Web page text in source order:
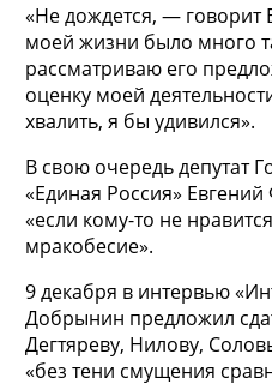
«Не дождется, — говорит
моей жизни было много
рассматриваю его
оценку моей
хвалить, я бы удивился».
В свою очередь депутат
«Единая Россия»
«если кому-то не
мракобесие».
9 декабря в интервью
Добрынин предложил
Дегтяреву, Нилову,
«без тени смущения